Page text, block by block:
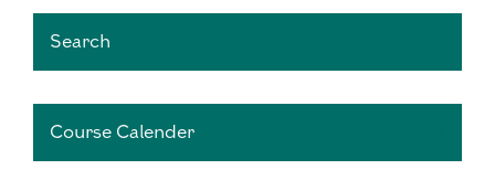
Search
Course Calender